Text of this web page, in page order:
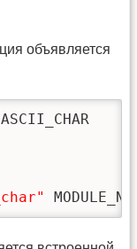
объявляется
ASCII_CHAR